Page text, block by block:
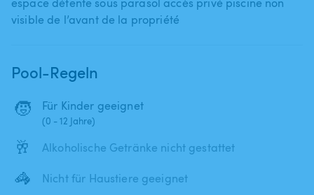
visible de l’avant de la propriété
Pool-Regeln
🧒 Für Kinder geeignet
(0 - 12 Jahre)
🥂 Alkoholische Getränke nicht gestattet
🦓 Nicht für Haustiere geeignet